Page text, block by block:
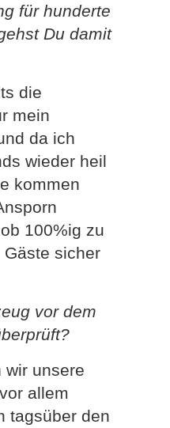
für hunderte
Du damit
die
mein
da ich
wieder heil
kommen
100%ig zu
sicher
vor dem
wir unsere
allem
tagsüber den